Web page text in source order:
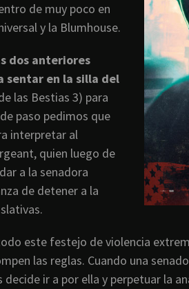
de muy poco en
y la Blumhouse.
dos anteriores
sentar en la silla del
las Bestias 3) para
paso pedimos que
interpretar al
quien luego de
a la senadora
de detener a la
este festejo de violencia
las reglas. Cuando una
ir a por ella y perpetuar la